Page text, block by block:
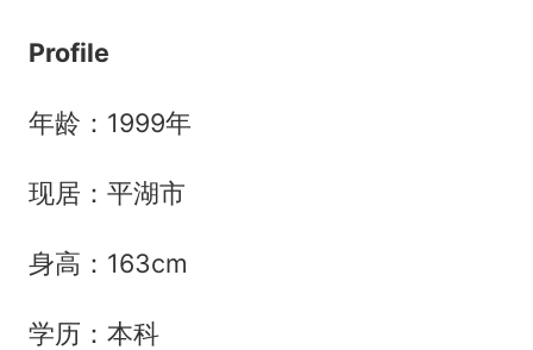
Profile
年龄：1999年
现居：平湖市
身高：163cm
学历：本科